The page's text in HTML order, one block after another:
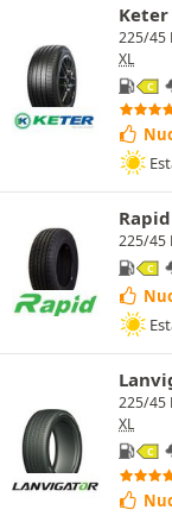
225/45
XL
C
225/45
C
225/45
XL
C